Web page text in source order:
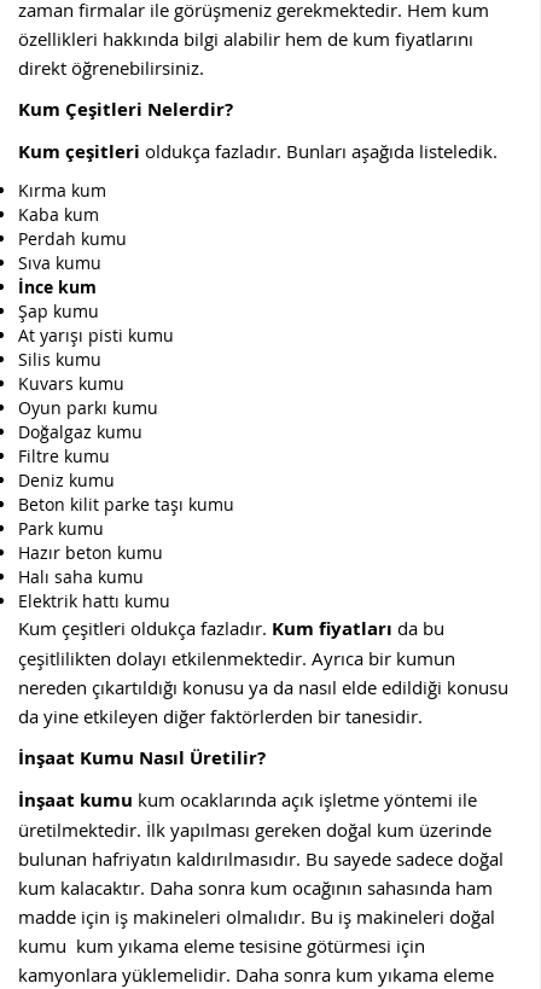
zaman firmalar ile görüşmeniz gerekmektedir. Hem kum
özellikleri hakkında bilgi alabilir hem de kum fiyatlarını
direkt öğrenebilirsiniz.
Kum Çeşitleri Nelerdir?
Kum çeşitleri oldukça fazladır. Bunları aşağıda listeledik.
Kırma kum
Kaba kum
Perdah kumu
Sıva kumu
İnce kum
Şap kumu
At yarışı pisti kumu
Silis kumu
Kuvars kumu
Oyun parkı kumu
Doğalgaz kumu
Filtre kumu
Deniz kumu
Beton kilit parke taşı kumu
Park kumu
Hazır beton kumu
Halı saha kumu
Elektrik hattı kumu
Kum çeşitleri oldukça fazladır. Kum fiyatları da bu
çeşitlilikten dolayı etkilenmektedir. Ayrıca bir kumun
nereden çıkartıldığı konusu ya da nasıl elde edildiği konusu
da yine etkileyen diğer faktörlerden bir tanesidir.
İnşaat Kumu Nasıl Üretilir?
İnşaat kumu kum ocaklarında açık işletme yöntemi ile
üretilmektedir. İlk yapılması gereken doğal kum üzerinde
bulunan hafriyatın kaldırılmasıdır. Bu sayede sadece doğal
kum kalacaktır. Daha sonra kum ocağının sahasında ham
madde için iş makineleri olmalıdır. Bu iş makineleri doğal
kumu kum yıkama eleme tesisine götürmesi için
kamyonlara yüklemelidir. Daha sonra kum yıkama eleme